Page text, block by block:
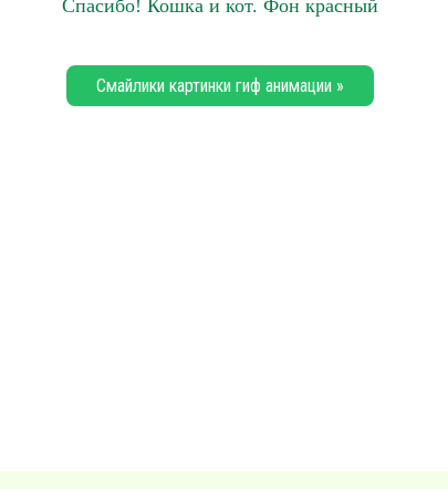
Спасибо! Кошка и кот. Фон красный
Смайлики картинки гиф анимации »